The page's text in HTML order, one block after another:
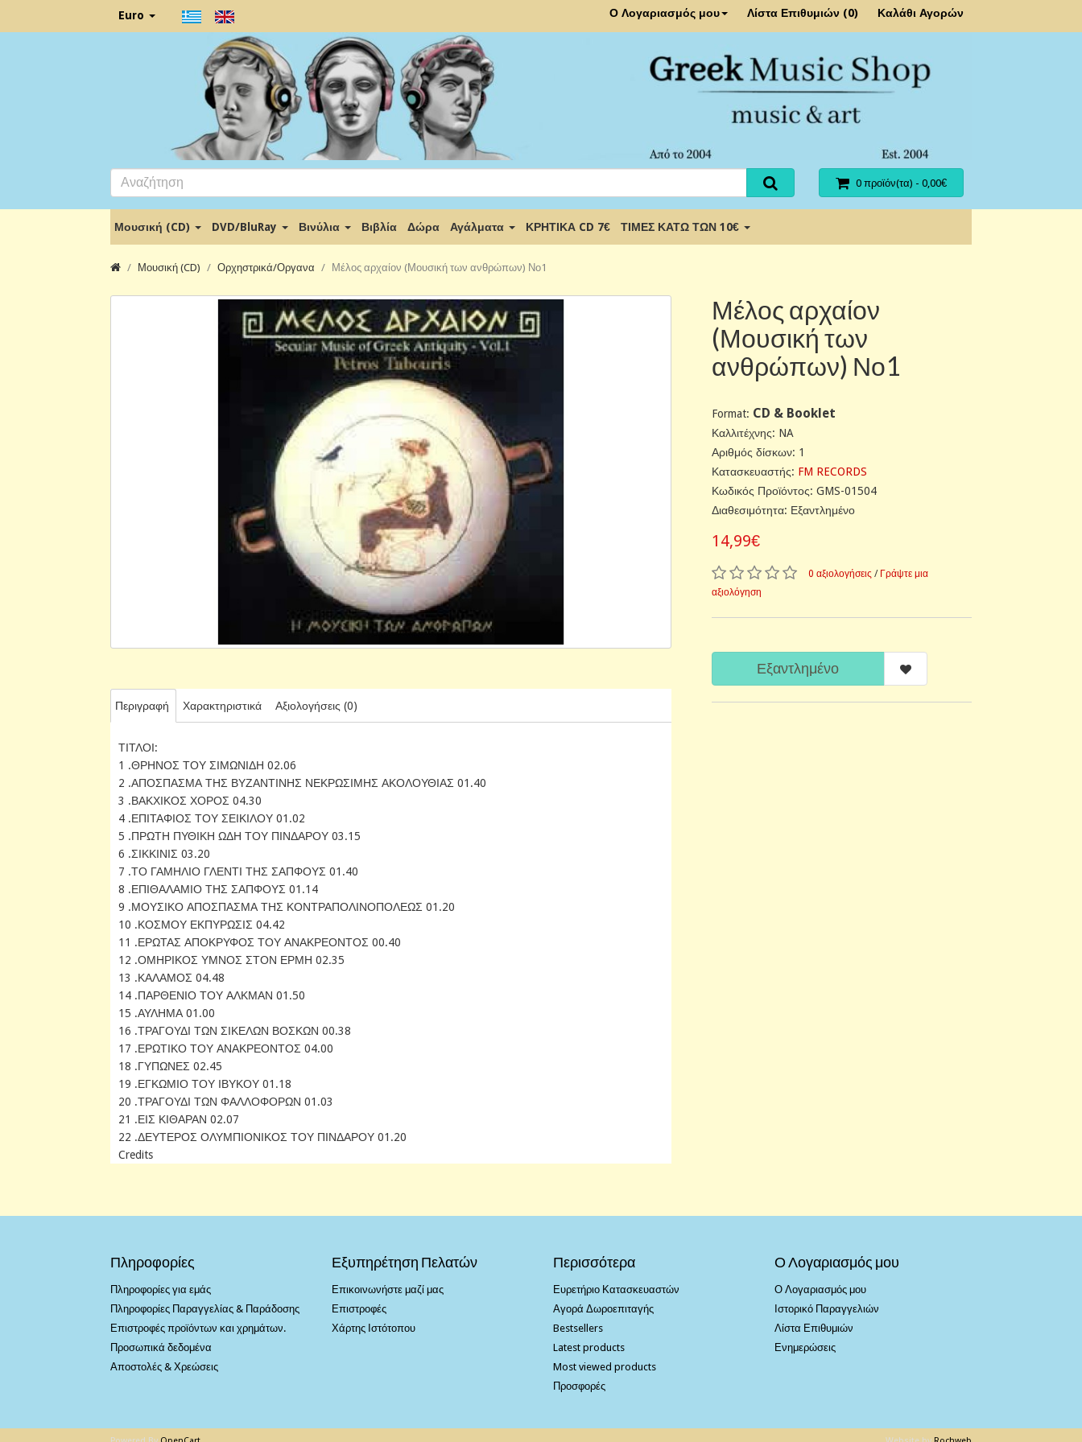
Euro Ο Λογαριασμός μου Λίστα Επιθυμιών (0) Καλάθι Αγορών
0 προϊόν(τα) - 0,00€
Μουσική (CD) DVD/BluRay Βινύλια Βιβλία Δώρα Αγάλματα ΚΡΗΤΙΚΑ CD 7€ ΤΙΜΕΣ ΚΑΤΩ ΤΩΝ 10€
Μουσική (CD) Ορχηστρικά/Οργανα Μέλος αρχαίον (Μουσική των ανθρώπων) Νο1
Περιγραφή Χαρακτηριστικά Αξιολογήσεις (0)
ΤΙΤΛΟΙ:
1 .ΘΡΗΝΟΣ ΤΟΥ ΣΙΜΩΝΙΔΗ 02.06
2 .ΑΠΟΣΠΑΣΜΑ ΤΗΣ ΒΥΖΑΝΤΙΝΗΣ ΝΕΚΡΩΣΙΜΗΣ ΑΚΟΛΟΥΘΙΑΣ 01.40
3 .ΒΑΚΧΙΚΟΣ ΧΟΡΟΣ 04.30
4 .ΕΠΙΤΑΦΙΟΣ ΤΟΥ ΣΕΙΚΙΛΟΥ 01.02
5 .ΠΡΩΤΗ ΠΥΘΙΚΗ ΩΔΗ ΤΟΥ ΠΙΝΔΑΡΟΥ 03.15
6 .ΣΙΚΚΙΝΙΣ 03.20
7 .ΤΟ ΓΑΜΗΛΙΟ ΓΛΕΝΤΙ ΤΗΣ ΣΑΠΦΟΥΣ 01.40
8 .ΕΠΙΘΑΛΑΜΙΟ ΤΗΣ ΣΑΠΦΟΥΣ 01.14
9 .ΜΟΥΣΙΚΟ ΑΠΟΣΠΑΣΜΑ ΤΗΣ ΚΟΝΤΡΑΠΟΛΙΝΟΠΟΛΕΩΣ 01.20
10 .ΚΟΣΜΟΥ ΕΚΠΥΡΩΣΙΣ 04.42
11 .ΕΡΩΤΑΣ ΑΠΟΚΡΥΦΟΣ ΤΟΥ ΑΝΑΚΡΕΟΝΤΟΣ 00.40
12 .ΟΜΗΡΙΚΟΣ ΥΜΝΟΣ ΣΤΟΝ ΕΡΜΗ 02.35
13 .ΚΑΛΑΜΟΣ 04.48
14 .ΠΑΡΘΕΝΙΟ ΤΟΥ ΑΛΚΜΑΝ 01.50
15 .ΑΥΛΗΜΑ 01.00
16 .ΤΡΑΓΟΥΔΙ ΤΩΝ ΣΙΚΕΛΩΝ ΒΟΣΚΩΝ 00.38
17 .ΕΡΩΤΙΚΟ ΤΟΥ ΑΝΑΚΡΕΟΝΤΟΣ 04.00
18 .ΓΥΠΩΝΕΣ 02.45
19 .ΕΓΚΩΜΙΟ ΤΟΥ ΙΒΥΚΟΥ 01.18
20 .ΤΡΑΓΟΥΔΙ ΤΩΝ ΦΑΛΛΟΦΟΡΩΝ 01.03
21 .ΕΙΣ ΚΙΘΑΡΑΝ 02.07
22 .ΔΕΥΤΕΡΟΣ ΟΛΥΜΠΙΟΝΙΚΟΣ ΤΟΥ ΠΙΝΔΑΡΟΥ 01.20
Credits
Μέλος αρχαίον
(Μουσική των
ανθρώπων) Νο1
Format: CD & Booklet
Καλλιτέχνης: NA
Αριθμός δίσκων: 1
Κατασκευαστής: FM RECORDS
Κωδικός Προϊόντος: GMS-01504
Διαθεσιμότητα: Εξαντλημένο
14,99€
0 αξιολογήσεις / Γράψτε μια
αξιολόγηση
Εξαντλημένο
Πληροφορίες
Πληροφορίες για εμάς
Πληροφορίες Παραγγελίας & Παράδοσης
Επιστροφές προϊόντων και χρημάτων.
Προσωπικά δεδομένα
Αποστολές & Χρεώσεις
Εξυπηρέτηση Πελατών
Επικοινωνήστε μαζί μας
Επιστροφές
Χάρτης Ιστότοπου
Περισσότερα
Ευρετήριο Κατασκευαστών
Αγορά Δωροεπιταγής
Bestsellers
Latest products
Most viewed products
Προσφορές
Ο Λογαριασμός μου
Ο Λογαριασμός μου
Ιστορικό Παραγγελιών
Λίστα Επιθυμιών
Ενημερώσεις